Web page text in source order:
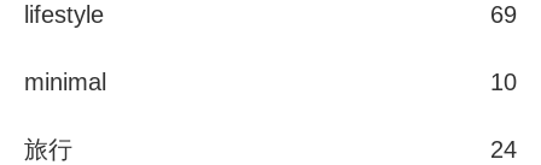
lifestyle 69
minimal 10
旅行 24